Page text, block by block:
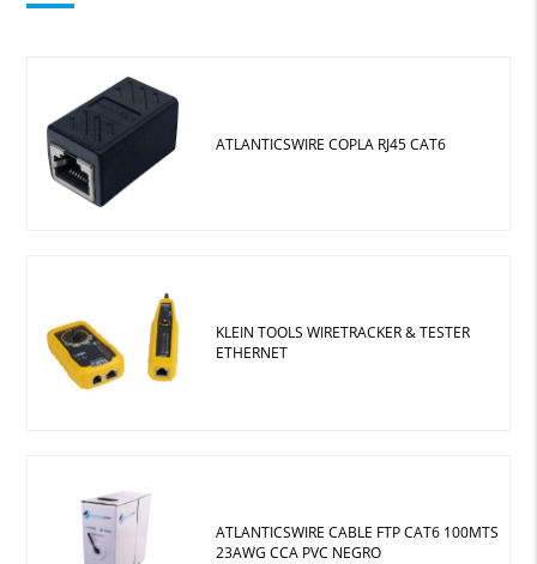
ATLANTICSWIRE COPLA RJ45 CAT6
KLEIN TOOLS WIRETRACKER & TESTER
ETHERNET
ATLANTICSWIRE CABLE FTP CAT6 100MTS
23AWG CCA PVC NEGRO